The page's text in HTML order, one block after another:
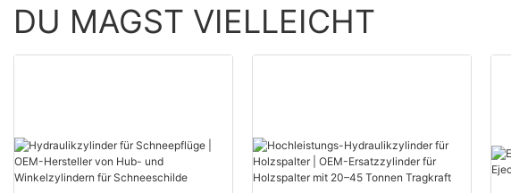
DU MAGST VIELLEICHT